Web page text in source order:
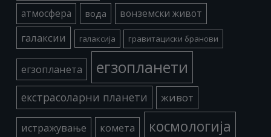
атмосфера вода вонземски живот
галаксии галаксија гравитациски бранови
егзопланета егзопланети
екстрасоларни планети живот
истражување комета космологија